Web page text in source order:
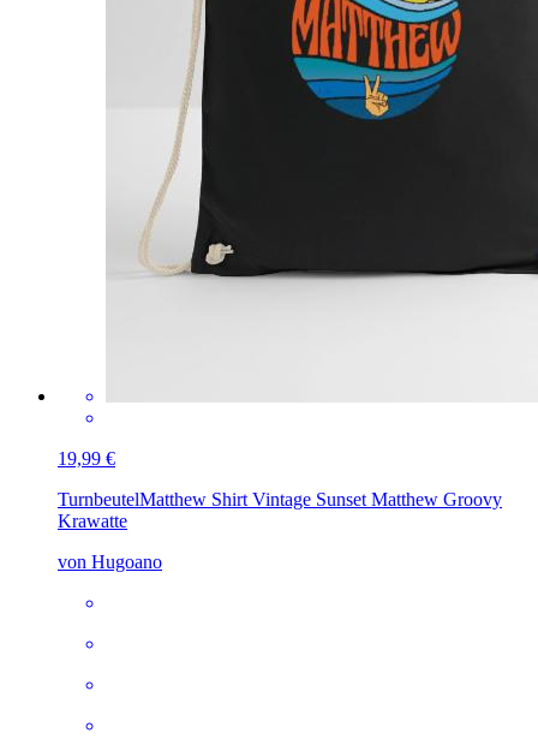
19,99 €
TurnbeutelMatthew Shirt Vintage Sunset Matthew Groovy
Krawatte
von Hugoano